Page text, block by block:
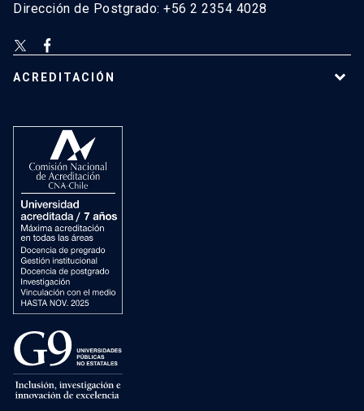
Dirección de Postgrado: +56 2 2354 4028
ACREDITACIÓN